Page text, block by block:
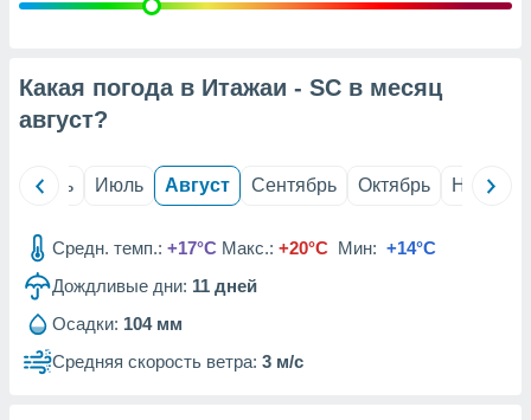
данных
Какая погода в Итажаи - SC в месяц
август?
Июнь Июль Август Сентябрь Октябрь Ноябрь
Средн. темп.: +17°C Макс.: +20°C Мин: +14°C
Дождливые дни: 11 дней
Осадки: 104 мм
Средняя скорость ветра: 3 м/с